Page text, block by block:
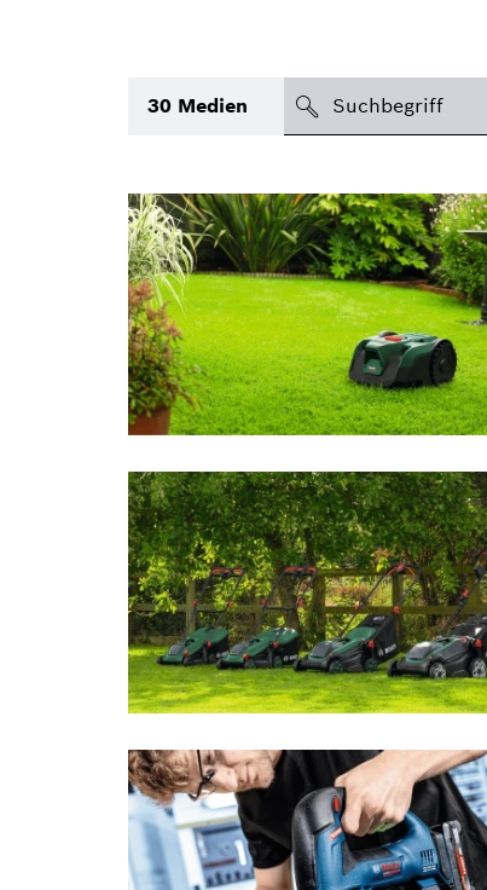
30 Medien suchen
Thema(1)
Bereich(2)
International
Zeitraum
Medientyp(1)
Power Tools Qualcomm